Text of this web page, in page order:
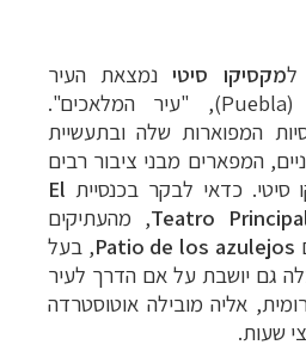
למקסיקו סיטי נמצאת העיר
(
Puebla), "עיר המלאכים".
המפוארות שלה ובתעשיית
המפארים מבני ציבור רבים
כדאי לבקר בכנסיית El
Teatro, מהעתיקים
Patio de los azulejos, בעל
גם יושבת על אם הדרך לעיר
אליה מובילה אוטוסטרדה